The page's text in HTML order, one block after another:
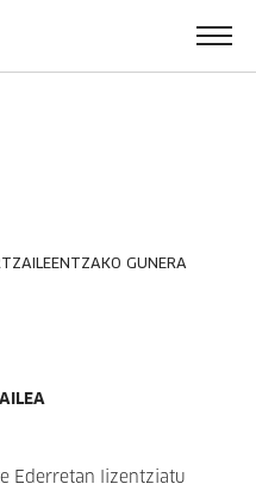
GUNERA
Ederretan lizentziatu